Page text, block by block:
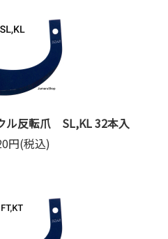
ル反転爪 SL,KL 32本入
円(税込)